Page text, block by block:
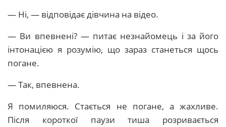
— Ні, — відповідає дівчина на відео.
— Ви впевнені? — питає незнайомець і за його
інтонацією я розумію, що зараз станеться щось
погане.
— Так, впевнена.
Я помиляюся. Стається не погане, а жахливе.
Після короткої паузи тиша розривається